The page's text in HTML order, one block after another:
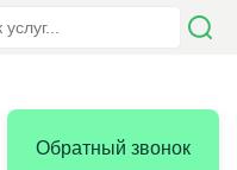
Обратный звонок